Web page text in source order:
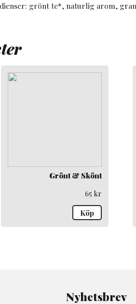
grönt te*, naturlig arom,
Grönt & Skönt
65kr
Köp
Nyhetsbrev